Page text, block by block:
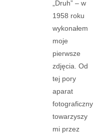
„Druh” – w
1958 roku
wykonałem
moje
pierwsze
zdjęcia. Od
tej pory
aparat
fotograficzny
towarzyszy
mi przez